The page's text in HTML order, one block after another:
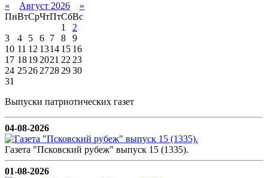
« Август 2026
»
ПнВтСрЧтПтСбВс
1
2
3
4 5 6 7 8
9
10 11 12 1314 15 16
17 18192021 2223
24 252627282930
31
Выпуски патриотических газет
04-08-2026
Газета "Псковский рубеж" выпуск 15 (1335).
01-08-2026